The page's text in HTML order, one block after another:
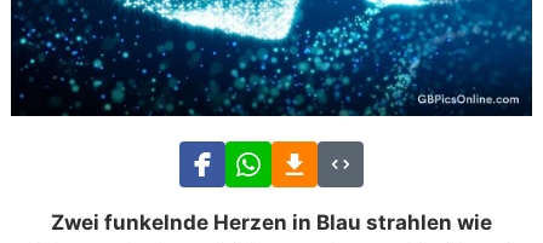
Zwei funkelnde Herzen in Blau strahlen wie